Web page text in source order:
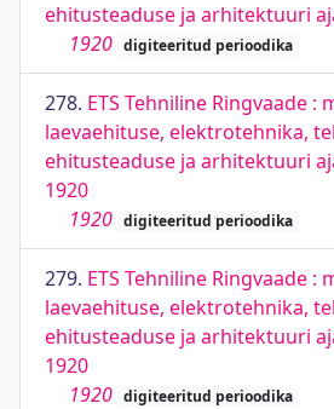
ehitusteaduse ja arhitektuuri
1920 digiteeritud perioodika
278. ETS Tehniline Ringvaade :
laevaehituse, elektrotehnika,
ehitusteaduse ja arhitektuuri
1920
1920 digiteeritud perioodika
279. ETS Tehniline Ringvaade :
laevaehituse, elektrotehnika,
ehitusteaduse ja arhitektuuri
1920
1920 digiteeritud perioodika